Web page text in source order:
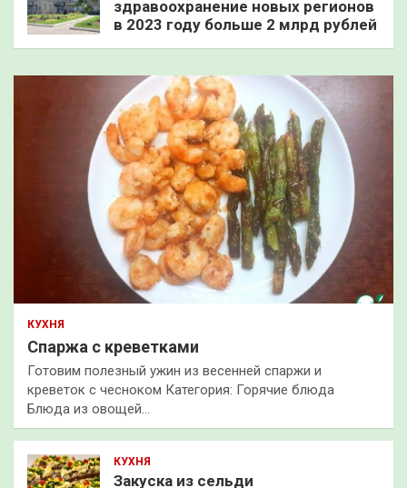
здравоохранение новых регионов
в 2023 году больше 2 млрд рублей
КУХНЯ
Спаржа с креветками
Готовим полезный ужин из весенней спаржи и
креветок с чесноком Категория: Горячие блюда
Блюда из овощей…
КУХНЯ
Закуска из сельди